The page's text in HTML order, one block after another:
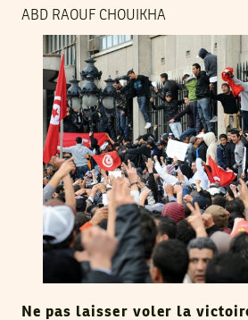
ABD RAOUF CHOUIKHA
Ne pas laisser voler la